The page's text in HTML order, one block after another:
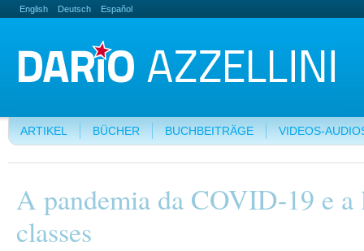
English Deutsch Español
ARTIKEL BÜCHER BUCHBEITRÄGE VIDEOS-
A pandemia da COVID-19 e a
classes